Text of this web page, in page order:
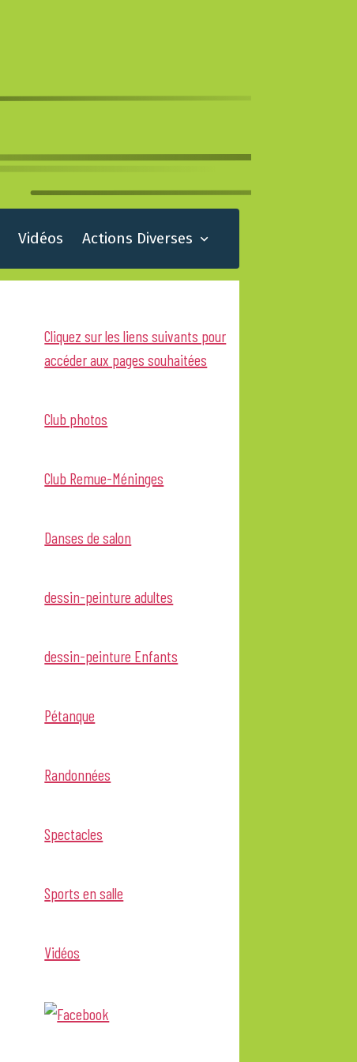
Vidéos Actions Diverses
Cliquez sur les liens suivants pour
accéder aux pages souhaitées
Club photos
Club Remue-Méninges
Danses de salon
dessin-peinture adultes
dessin-peinture Enfants
Pétanque
Randonnées
Spectacles
Sports en salle
Vidéos